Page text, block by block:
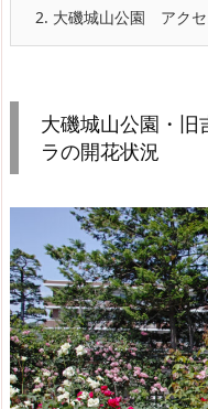
2. 大磯城山公園 アク
大磯城山公園・
ラの開花状況